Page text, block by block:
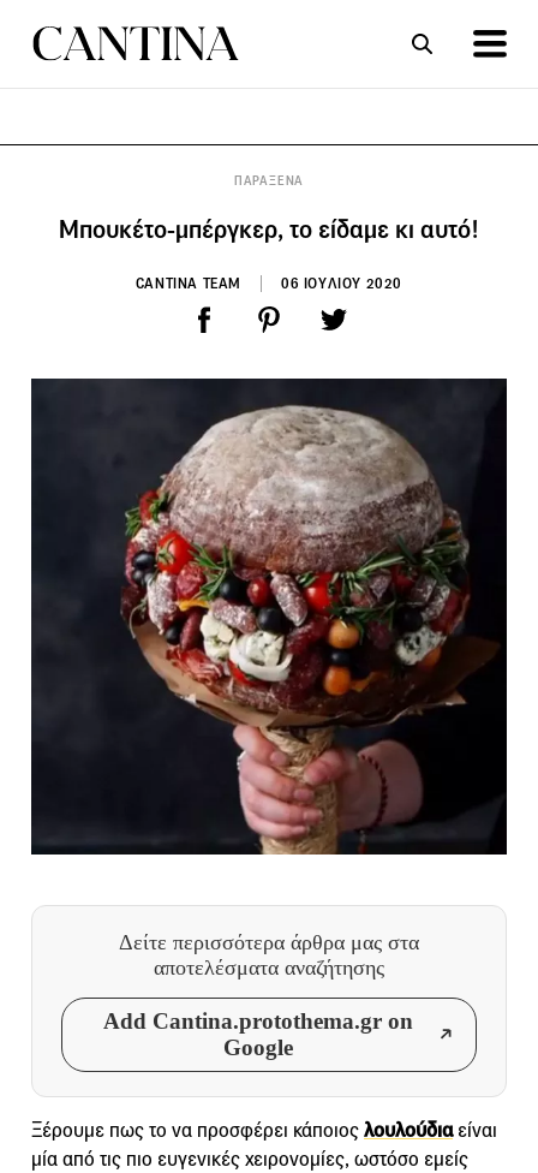
ΠΑΡΑΞΕΝΑ
Mπουκέτο-μπέργκερ, το είδαμε κι αυτό!
CANTINA TEAM 06 ΙΟΥΛΙΟΥ 2020
Δείτε περισσότερα άρθρα μας στα
αποτελέσματα αναζήτησης
Add Cantina.protothema.gr on
Google
Ξέρουμε πως το να προσφέρει κάποιοςλουλούδιαείναι
μία από τις πιο ευγενικές χειρονομίες, ωστόσο εμείς